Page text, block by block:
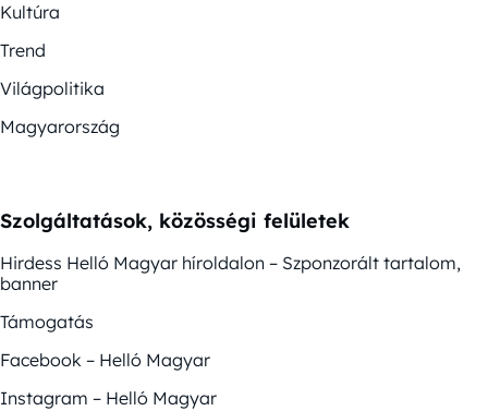
Kultúra
Trend
Világpolitika
Magyarország
Szolgáltatások, közösségi felületek
Hirdess Helló Magyar híroldalon – Szponzorált tartalom,
banner
Támogatás
Facebook – Helló Magyar
Instagram – Helló Magyar